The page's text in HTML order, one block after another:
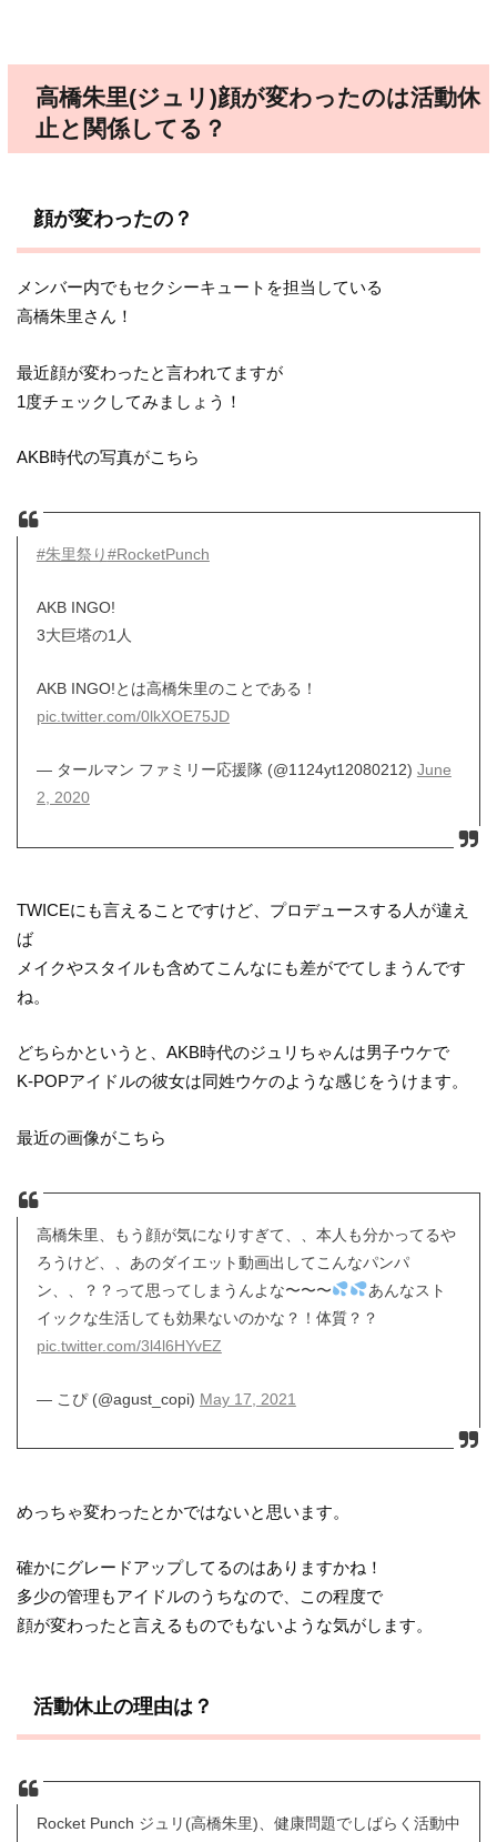
高橋朱里(ジュリ)顔が変わったのは活動休
止と関係してる？
顔が変わったの？
メンバー内でもセクシーキュートを担当している
高橋朱里さん！
最近顔が変わったと言われてますが
1度チェックしてみましょう！
AKB時代の写真がこちら
#朱里祭り#RocketPunch
AKB INGO!
3大巨塔の1人
AKB INGO!とは高橋朱里のことである！
pic.twitter.com/0lkXOE75JD
— タールマン ファミリー応援隊 (@1124yt12080212) June
2, 2020
TWICEにも言えることですけど、プロデュースする人が違え
ば
メイクやスタイルも含めてこんなにも差がでてしまうんです
ね。
どちらかというと、AKB時代のジュリちゃんは男子ウケで
K-POPアイドルの彼女は同姓ウケのような感じをうけます。
最近の画像がこちら
高橋朱里、もう顔が気になりすぎて、、本人も分かってるや
ろうけど、、あのダイエット動画出してこんなパンパ
ン、、？？って思ってしまうんよな〜〜〜
あんなスト
イックな生活しても効果ないのかな？！体質？？
pic.twitter.com/3l4l6HYvEZ
— こぴ (@agust_copi) May 17, 2021
めっちゃ変わったとかではないと思います。
確かにグレードアップしてるのはありますかね！
多少の管理もアイドルのうちなので、この程度で
顔が変わったと言えるものでもないような気がします。
活動休止の理由は？
Rocket Punch ジュリ(高橋朱里)、健康問題でしばらく活動中